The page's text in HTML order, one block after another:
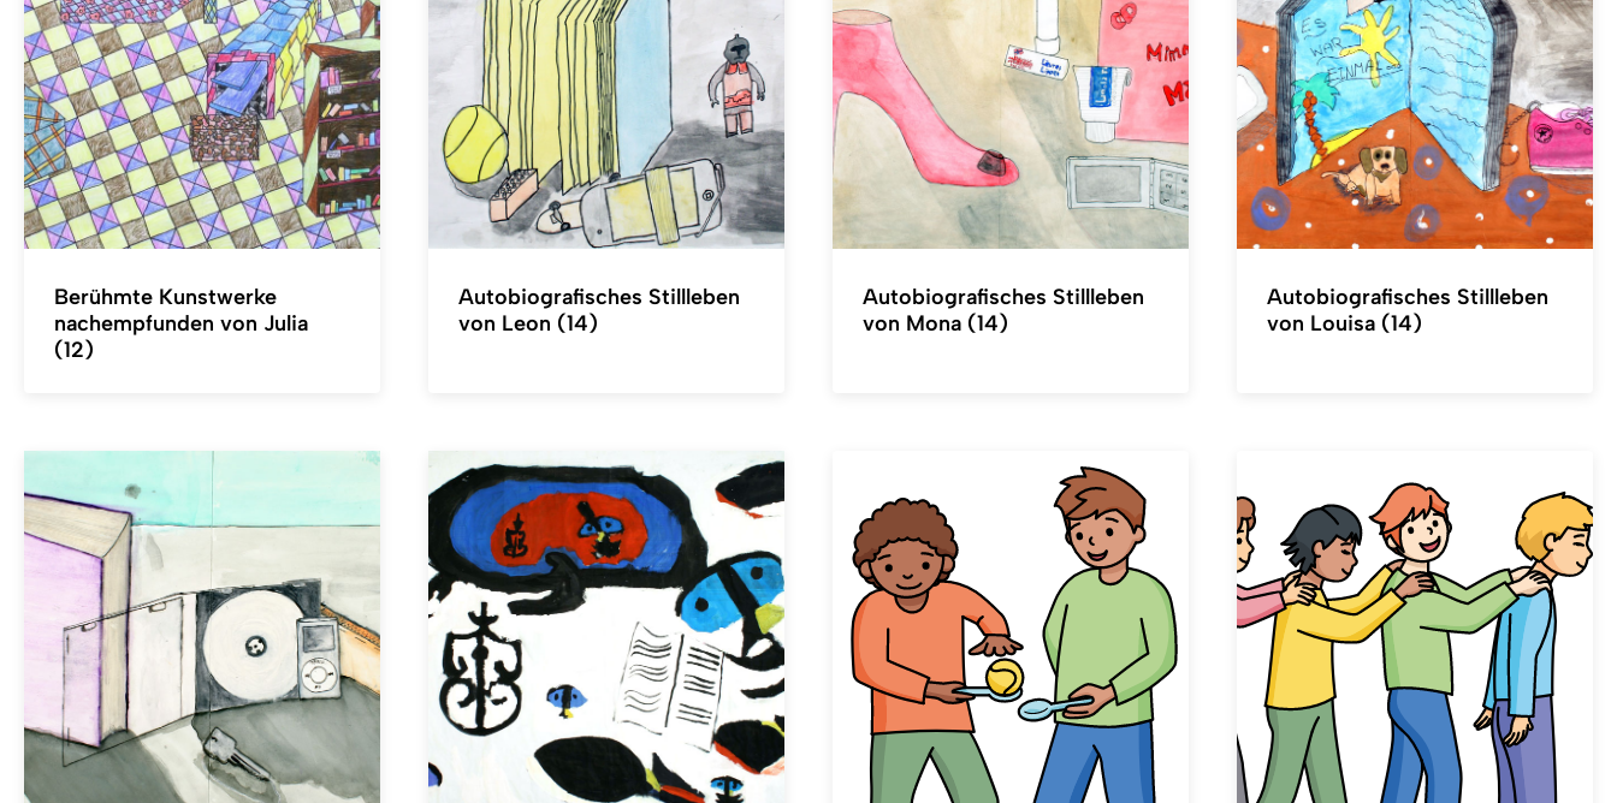
Berühmte Kunstwerke
nachempfunden von Julia
(12)
Autobiografisches Stillleben
von Leon (14)
Autobiografisches Stillleben
von Mona (14)
Autobiografisches Stillleben
von Louisa (14)